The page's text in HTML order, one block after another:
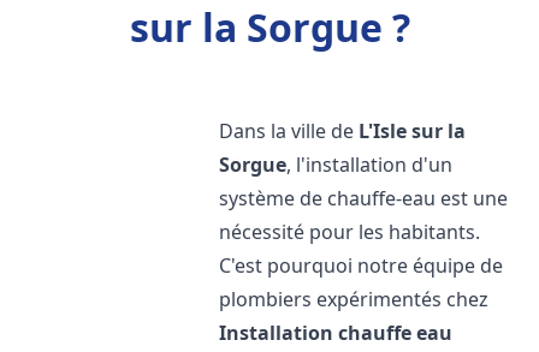
sur la Sorgue ?
Dans la ville de L'Isle sur la
Sorgue, l'installation d'un
système de chauffe-eau est une
nécessité pour les habitants.
C'est pourquoi notre équipe de
plombiers expérimentés chez
Installation chauffe eau